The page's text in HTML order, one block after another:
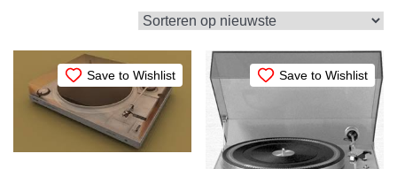
op
nieuwste
Save to Wishlist Save to Wishlist